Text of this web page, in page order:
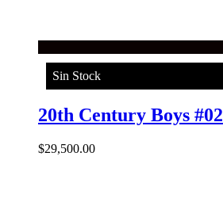
Sin Stock
20th Century Boys #02
$29,500.00